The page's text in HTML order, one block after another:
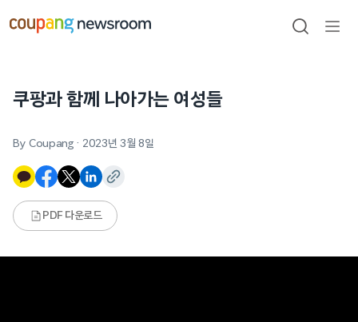
건너뛰기
검색
쿠팡과 함께 나아가는 여성들
By Coupang · 2023년 3월 8일
PDF 다운로드